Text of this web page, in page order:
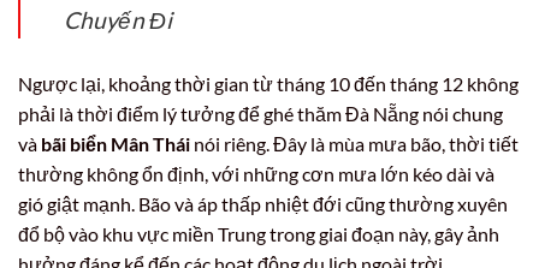
Chuyến Đi
Ngược lại, khoảng thời gian từ tháng 10 đến tháng 12 không
phải là thời điểm lý tưởng để ghé thăm Đà Nẵng nói chung
và bãi biển Mân Thái nói riêng. Đây là mùa mưa bão, thời tiết
thường không ổn định, với những cơn mưa lớn kéo dài và
gió giật mạnh. Bão và áp thấp nhiệt đới cũng thường xuyên
đổ bộ vào khu vực miền Trung trong giai đoạn này, gây ảnh